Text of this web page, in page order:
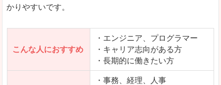
使いやすさ
「はたらこindex」で「久慈郡大子町」の
求人を含んだページを見てみる
かりやすいです。
こんな人におすすめ
・エンジニア、プログラマー
・キャリア志向がある方
・長期的に働きたい方
・事務、経理、人事